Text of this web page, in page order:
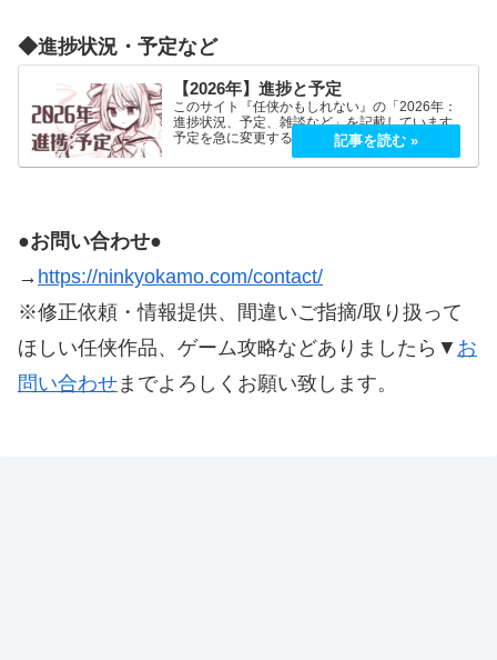
◆進捗状況・予定など
【2026年】進捗と予定
このサイト『任侠かもしれない』の「2026年：
進捗状況、予定、雑談など」を記載しています。
予定を急に変更することが、よくあります。
2026年5月2026年5月21日（木）『プロミス・マ
スコットエージェンシー』良かったです！世界観
●お問い合わせ●
→ https://ninkyokamo.com/contact/
※修正依頼・情報提供、間違いご指摘/取り扱って
ほしい任侠作品、ゲーム攻略などありましたら▼ お
問い合わせまでよろしくお願い致します。